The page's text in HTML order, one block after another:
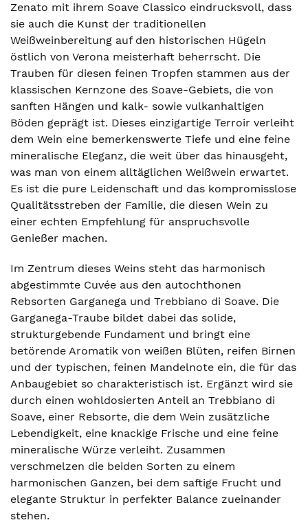
Zenato mit ihrem Soave Classico eindrucksvoll, dass
sie auch die Kunst der traditionellen
Weißweinbereitung auf den historischen Hügeln
östlich von Verona meisterhaft beherrscht. Die
Trauben für diesen feinen Tropfen stammen aus der
klassischen Kernzone des Soave-Gebiets, die von
sanften Hängen und kalk- sowie vulkanhaltigen
Böden geprägt ist. Dieses einzigartige Terroir verleiht
dem Wein eine bemerkenswerte Tiefe und eine feine
mineralische Eleganz, die weit über das hinausgeht,
was man von einem alltäglichen Weißwein erwartet.
Es ist die pure Leidenschaft und das kompromisslose
Qualitätsstreben der Familie, die diesen Wein zu
einer echten Empfehlung für anspruchsvolle
Genießer machen.
Im Zentrum dieses Weins steht das harmonisch
abgestimmte Cuvée aus den autochthonen
Rebsorten Garganega und Trebbiano di Soave. Die
Garganega-Traube bildet dabei das solide,
strukturgebende Fundament und bringt eine
betörende Aromatik von weißen Blüten, reifen Birnen
und der typischen, feinen Mandelnote ein, die für das
Anbaugebiet so charakteristisch ist. Ergänzt wird sie
durch einen wohldosierten Anteil an Trebbiano di
Soave, einer Rebsorte, die dem Wein zusätzliche
Lebendigkeit, eine knackige Frische und eine feine
mineralische Würze verleiht. Zusammen
verschmelzen die beiden Sorten zu einem
harmonischen Ganzen, bei dem saftige Frucht und
elegante Struktur in perfekter Balance zueinander
stehen.